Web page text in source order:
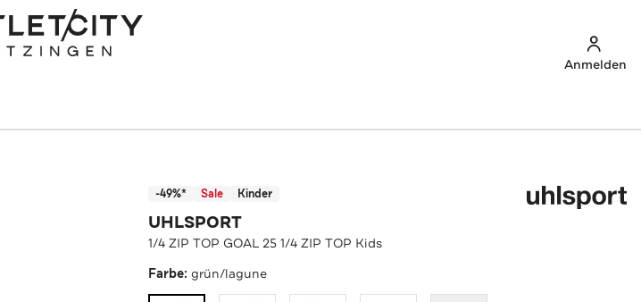
Anmelden
-49%* Sale Kinder
UHLSPORT
1/4 ZIP TOP GOAL 25 1/4 ZIP TOP Kids
Farbe:grün/lagune